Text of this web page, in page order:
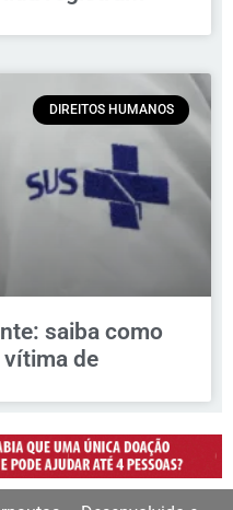
DIREITOS HUMANOS
saiba como
vítima de